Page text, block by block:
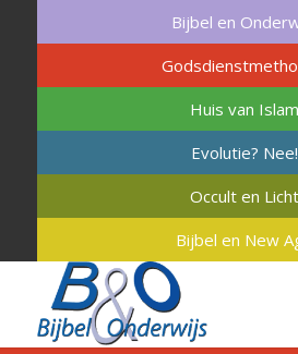
Bijbel en
Huis van Islam
Evolutie? Nee!
Occult en Licht
Bijbel en New